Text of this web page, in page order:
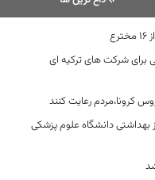
برای شرکت های ترکیه ای
کرونا،مردم رعایت کنند
خدمات مراکز بهداشتی دانشگاه علوم پزشکی